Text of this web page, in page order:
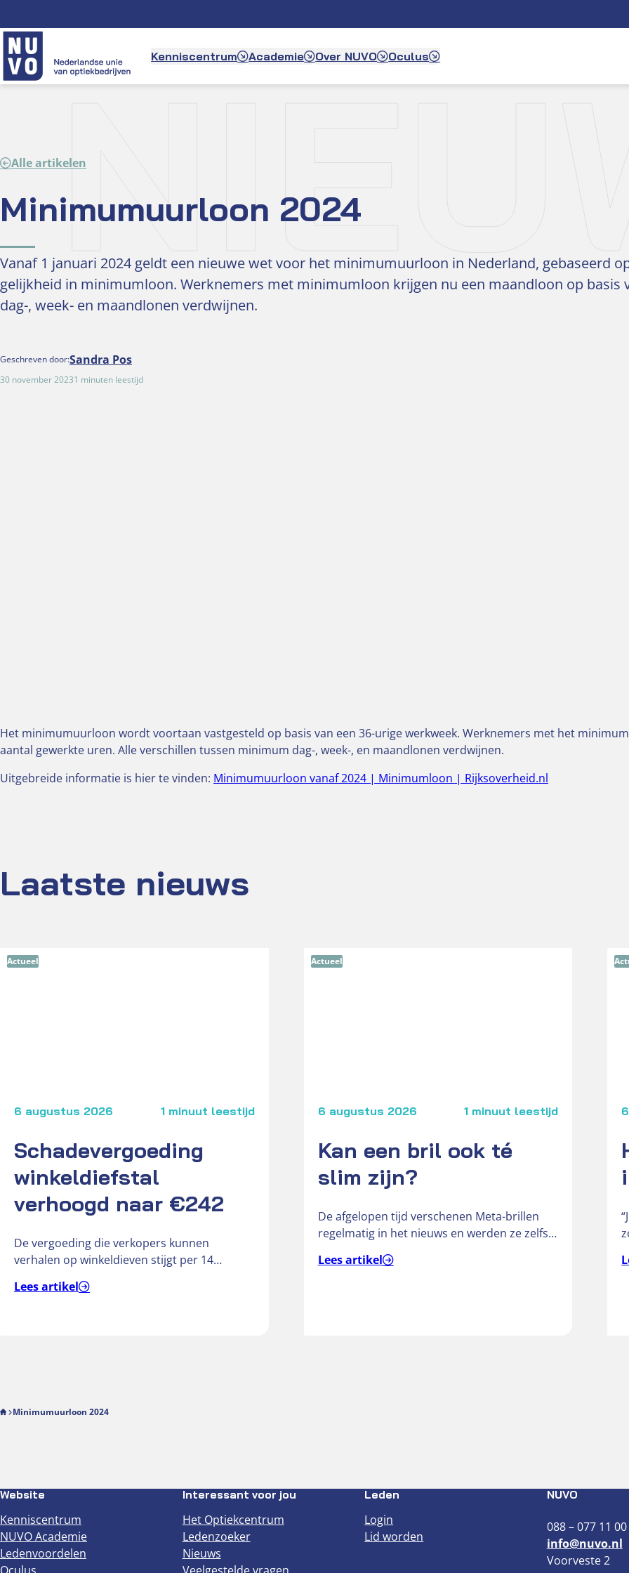
naar
de
inhoud
Kenniscentrum Academie Over NUVO Oculus
Alle artikelen
Minimumuurloon 2024
Vanaf 1 januari 2024 geldt een nieuwe wet voor het minimumuurloon in Nederland, gebaseerd
gelijkheid in minimumloon. Werknemers met minimumloon krijgen nu een maandloon op basis
dag-, week- en maandlonen verdwijnen.
Geschreven door:Sandra Pos
30 november 20231 minuten leestijd
Het minimumuurloon wordt voortaan vastgesteld op basis van een 36-urige werkweek. Werknemers met het
aantal gewerkte uren. Alle verschillen tussen minimum dag-, week-, en maandlonen verdwijnen.
Uitgebreide informatie is hier te vinden: Minimumuurloon vanaf 2024 | Minimumloon | Rijksoverheid.nl
Laatste nieuws
Actueel
6 augustus 2026 1 minuut leestijd
Schadevergoeding
winkeldiefstal
verhoogd naar €242
De vergoeding die verkopers kunnen
verhalen op winkeldieven stijgt per 14
Lees artikel
Actueel
6 augustus 2026 1 minuut leestijd
Kan een bril ook té
slim zijn?
De afgelopen tijd verschenen Meta-brillen
regelmatig in het nieuws en werden ze zelfs
brillen…
Lees artikel
Minimumuurloon 2024
Website
Kenniscentrum
NUVO Academie
Ledenvoordelen
Interessant voor jou
Het Optiekcentrum
Ledenzoeker
Nieuws
Leden
Login
Lid worden
NUVO
088 – 077 11 00
info@nuvo.nl
Voorveste 2